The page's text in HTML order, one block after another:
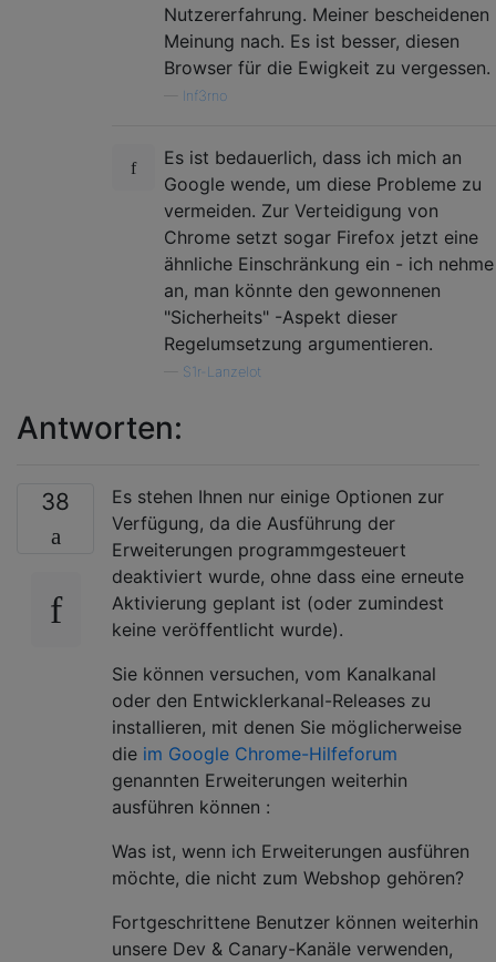
Nutzererfahrung. Meiner bescheidenen
Meinung nach. Es ist besser, diesen
Browser für die Ewigkeit zu vergessen.
Inf3rno
Es ist bedauerlich, dass ich mich an
Google wende, um diese Probleme zu
vermeiden. Zur Verteidigung von
Chrome setzt sogar Firefox jetzt eine
ähnliche Einschränkung ein - ich nehme
an, man könnte den gewonnenen
"Sicherheits" -Aspekt dieser
Regelumsetzung argumentieren.
S1r-Lanzelot
Antworten:
38
Es stehen Ihnen nur einige Optionen zur
Verfügung, da die Ausführung der
Erweiterungen programmgesteuert
deaktiviert wurde, ohne dass eine erneute
Aktivierung geplant ist (oder zumindest
keine veröffentlicht wurde).
Sie können versuchen, vom Kanalkanal
oder den Entwicklerkanal-Releases zu
installieren, mit denen Sie möglicherweise
die im Google Chrome-Hilfeforum
genannten Erweiterungen weiterhin
ausführen können :
Was ist, wenn ich Erweiterungen ausführen
möchte, die nicht zum Webshop gehören?
Fortgeschrittene Benutzer können weiterhin
unsere Dev & Canary-Kanäle verwenden,